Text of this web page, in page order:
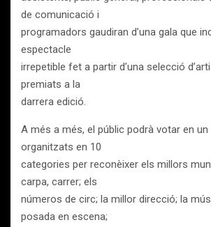
de comunicació i
programadors gaudiran d’una gala que
espectacle
irrepetible fet a partir d’una selecció
premiats a la
darrera edició.
A més a més, el públic podrà votar en
organitzats en 10
categories per reconèixer els millors
carpa, carrer; els
números de circ; la millor direcció; la
posada en escena;